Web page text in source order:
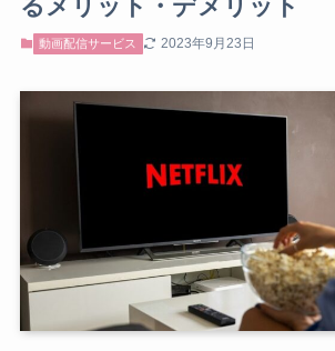
るメリット・デメリット
動画配信サービス 2023年9月23日